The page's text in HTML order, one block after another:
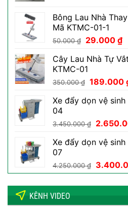
800.000 ₫.
Bông Lau Nhà
Mã KTMC-01-1
50.000₫
Giá
là:
50.000 ₫.
29.000 ₫
tại
Cây Lau Nhà Tự
KTMC-01
350.000₫ Giá
là:
189.000
Xe đẩy dọn vệ
04
3.450.000₫
Giá
là:
Xe đẩy dọn vệ
07
4.250.000₫
Giá
gốc
là:
KÊNH VIDEO